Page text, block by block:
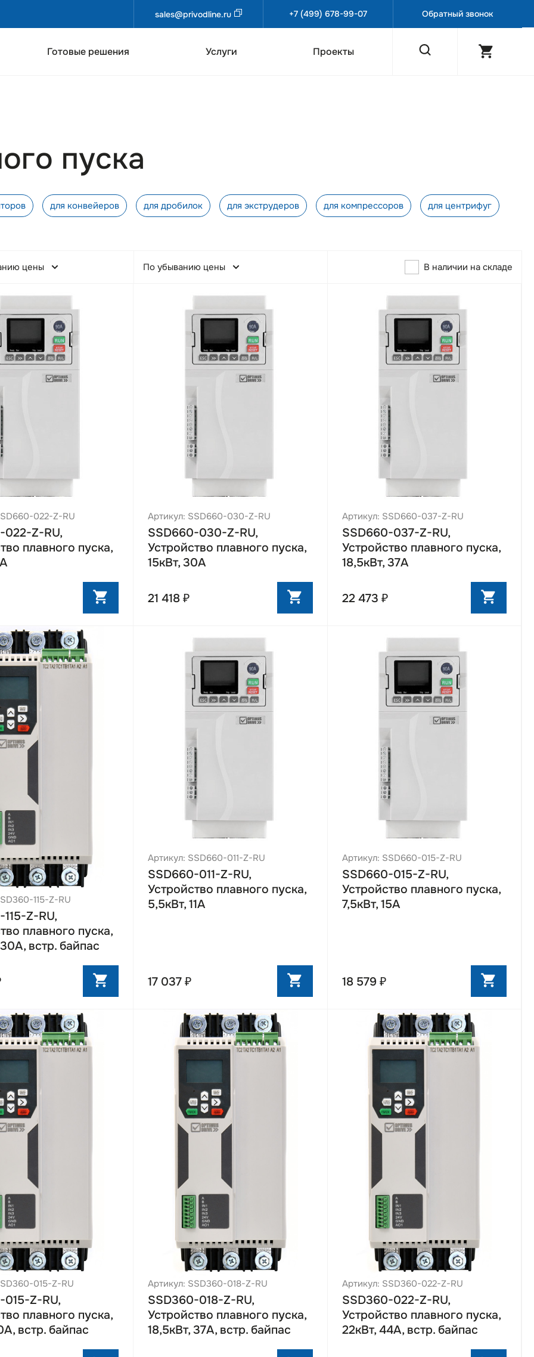
sales@privodline.ru +7 (499) 678-99-07 Обратный звонок
Готовые решения Услуги Проекты
пуска
для конвейеров для дробилок для экструдеров для компрессоров для центрифуг
цены По убыванию цены В наличии на складе
022-Z-RU
022-Z-RU,
плавного пуска,
Артикул: SSD660-030-Z-RU
SSD660-030-Z-RU,
Устройство плавного пуска,
15кВт, 30А
21 418 ₽
Артикул: SSD660-037-Z-RU
SSD660-037-Z-RU,
Устройство плавного пуска,
18,5кВт, 37А
22 473 ₽
115-Z-RU
Z-RU,
плавного пуска,
встр. байпас
Артикул: SSD660-011-Z-RU
SSD660-011-Z-RU,
Устройство плавного пуска,
5,5кВт, 11А
17 037 ₽
Артикул: SSD660-015-Z-RU
SSD660-015-Z-RU,
Устройство плавного пуска,
7,5кВт, 15А
18 579 ₽
015-Z-RU
015-Z-RU,
плавного пуска,
встр. байпас
Артикул: SSD360-018-Z-RU
SSD360-018-Z-RU,
Устройство плавного пуска,
18,5кВт, 37А, встр. байпас
Артикул: SSD360-022-Z-RU
SSD360-022-Z-RU,
Устройство плавного пуска,
22кВт, 44А, встр. байпас